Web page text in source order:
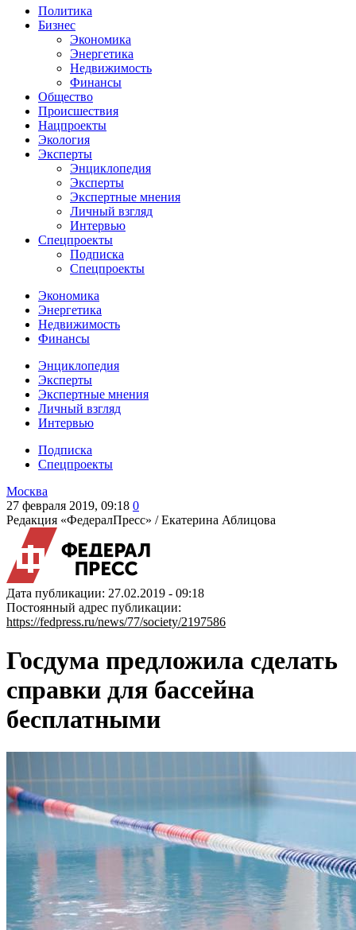
Политика
Бизнес
Экономика
Энергетика
Недвижимость
Финансы
Общество
Происшествия
Нацпроекты
Экология
Эксперты
Энциклопедия
Эксперты
Экспертные мнения
Личный взгляд
Интервью
Спецпроекты
Подписка
Спецпроекты
Экономика
Энергетика
Недвижимость
Финансы
Энциклопедия
Эксперты
Экспертные мнения
Личный взгляд
Интервью
Подписка
Спецпроекты
Москва
27 февраля 2019, 09:18 0
Редакция «ФедералПресс» /Екатерина Аблицова
Дата публикации: 27.02.2019 - 09:18
Постоянный адрес публикации:
https://fedpress.ru/news/77/society/2197586
Госдума предложила сделать
справки для бассейна
бесплатными